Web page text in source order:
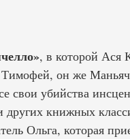
, в которой Ася
Тимофей, он же
свои убийства
других книжных
Ольга, которая